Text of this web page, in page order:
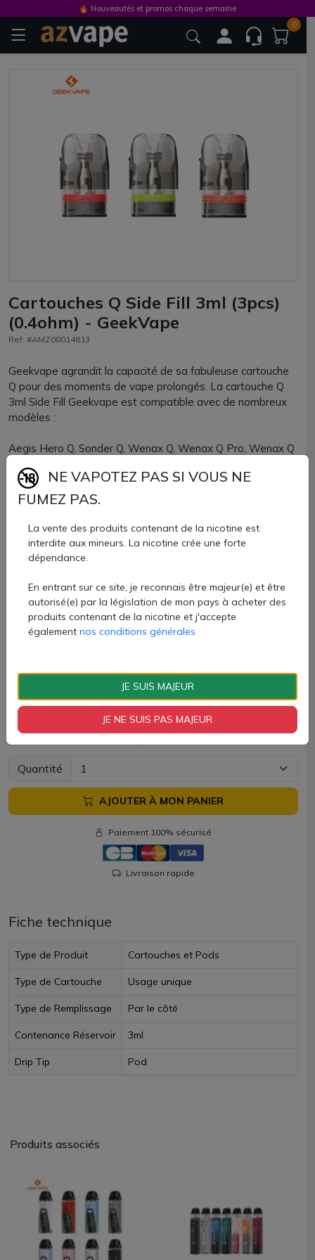
0
Cartouches Q Side Fill 3ml (3pcs)
(0.4ohm) - GeekVape
Ref: #AMZ00014813
Geekvape agrandit la capacité de sa fabuleuse cartouche
Q pour des moments de vape prolongés. La cartouche Q
3ml Side Fill Geekvape est compatible avec de nombreux
modèles :
Aegis Hero Q, Sonder Q, Wenax Q, Wenax Q Pro, Wenax Q
Vista.
remplissage se fait par le côté du réservoir.
Plusieurs modèles sont proposés avec différentes valeurs
Cartouche Q 3ml en 0.4 ohm : à utiliser entre 25 et 30W
Cartouche Q 3ml en 0.6 ohm : à utiliser entre 18 et 25W.
Les cartouches Q Side Fill 3ml Geekvape sont en vente
chez AZVape par lots de 3 unités.
9,70 €
Quantité
AJOUTER À MON PANIER
Paiement 100% sécurisé
Livraison rapide
Fiche technique
Type de Produit Cartouches et Pods
Type de Cartouche Usage unique
Type de Remplissage Par le côté
Contenance Réservoir 3ml
Drip Tip Pod
Produits associés
🔥 Nouveautés et promos chaque semaine
NE VAPOTEZ PAS SI VOUS NE
FUMEZ PAS.
La vente des produits contenant de la nicotine est
interdite aux mineurs. La nicotine crée une forte
dépendance.
En entrant sur ce site, je reconnais être majeur(e) et être
autorisé(e) par la législation de mon pays à acheter des
produits contenant de la nicotine et j'accepte
également nos conditions générales
JE SUIS MAJEUR
JE NE SUIS PAS MAJEUR